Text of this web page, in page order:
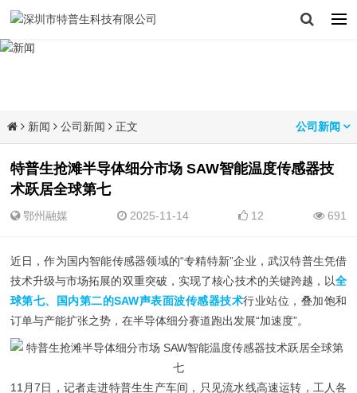
新闻 公司新闻 正文 公司新闻
特普生抢滩半导体细分市场 SAW智能温度传感器技
术跃居全球第七
鄂州融媒 2025-11-14 12 691
近日，作为国内智能传感器领域的“专精特新”企业，武汉特普生凭借
技术升级与市场拓展的双重突破，实现了核心技术的关键跨越，以全
球第七、国内第二的SAW声表面波传感器技术行业站位，叠加饱和
订单与产能扩张之势，在半导体细分赛道跑出发展“加速度”。
11月7日，记者走进特普生生产车间，只见流水线高速运转，工人各